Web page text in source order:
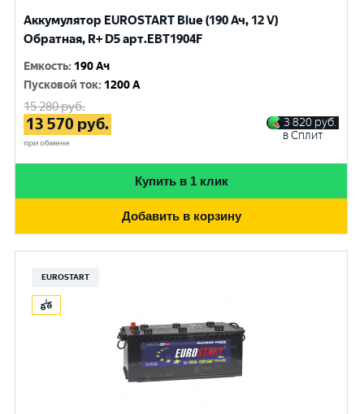
Аккумулятор EUROSTART Blue (190 Ач, 12 V)
Обратная, R+ D5 арт.EBT1904F
Емкость: 190 Ач
Пусковой ток: 1200 A
15 280руб.
13 570 руб.
при обмене
3 820 руб.
в Сплит
Купить в 1 клик
Добавить в корзину
EUROSTART